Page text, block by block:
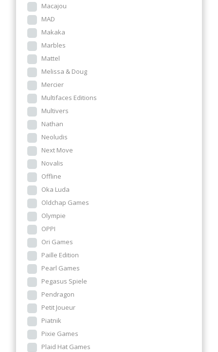
Macajou
MAD
Makaka
Marbles
Mattel
Melissa & Doug
Mercier
Multifaces Editions
Multivers
Nathan
Neoludis
Next Move
Novalis
Offline
Oka Luda
Oldchap Games
Olympie
OPPI
Ori Games
Paille Edition
Pearl Games
Pegasus Spiele
Pendragon
Petit Joueur
Piatnik
Pixie Games
Plaid Hat Games